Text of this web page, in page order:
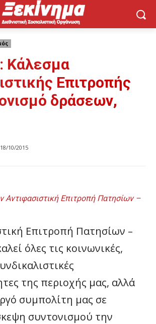
Κάλεσμα
Επιτροπής
δράσεων,
18/10/2015
Αντιφασιστική Επιτροπή Πατησίων –
Επιτροπή Πατησίων –
όλες τις κοινωνικές,
της περιοχής μας, αλλά
συμπολίτη μας σε
συντονισμού την